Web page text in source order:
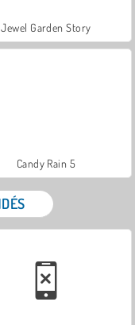
Jewel Garden Story
Candy Rain 5